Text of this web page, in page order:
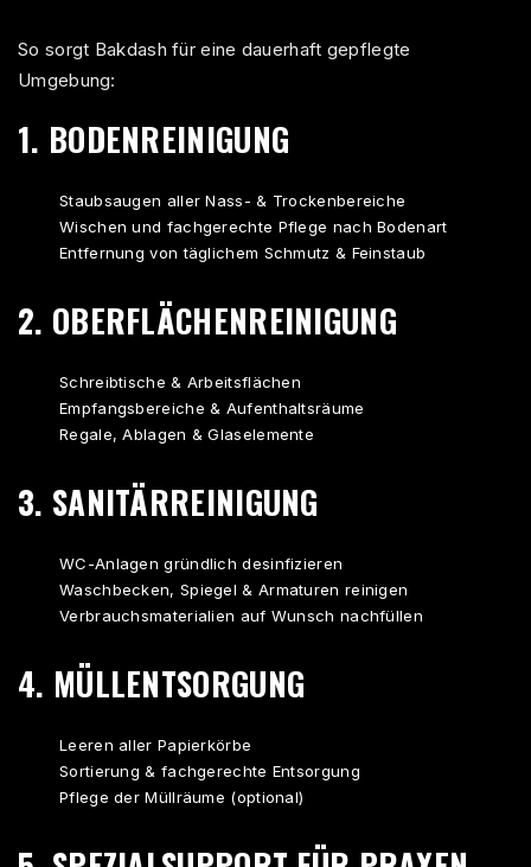
So sorgt Bakdash für eine dauerhaft gepflegte
Umgebung:
1. BODENREINIGUNG
Staubsaugen aller Nass- & Trockenbereiche
Wischen und fachgerechte Pflege nach Bodenart
Entfernung von täglichem Schmutz & Feinstaub
2. OBERFLÄCHENREINIGUNG
Schreibtische & Arbeitsflächen
Empfangsbereiche & Aufenthaltsräume
Regale, Ablagen & Glaselemente
3. SANITÄRREINIGUNG
WC-Anlagen gründlich desinfizieren
Waschbecken, Spiegel & Armaturen reinigen
Verbrauchsmaterialien auf Wunsch nachfüllen
4. MÜLLENTSORGUNG
Leeren aller Papierkörbe
Sortierung & fachgerechte Entsorgung
Pflege der Müllräume (optional)